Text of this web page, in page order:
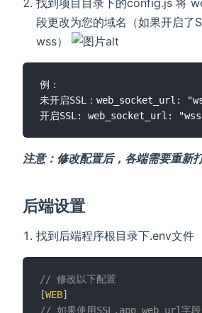
段更改为您的域名（如果开启了
wss）
例：
未开启SSL：web_socket_url:
注意：修改配置后，各端需要重新
后端设置
找到后端程序根目录下.env文件
// 修改以下配置
[WEB]
// 如果使用SSL,app_web_url字